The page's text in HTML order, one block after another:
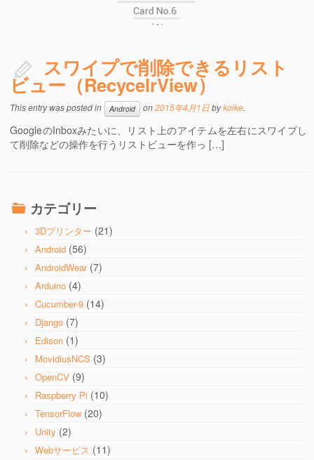
スワイプで削除できるリスト
ビュー（RecycelrView）
This entry was posted in Android on2015年4月1日bykoike.
GoogleのInboxみたいに、リスト上のアイテムを左右にスワイプし
て削除などの操作を行うリストビューを作っ […]
カテゴリー
3Dプリンター (21)
Android (56)
AndroidWear(7)
Arduino (4)
Cucumber-9 (14)
Django (7)
Edison (1)
MovidiusNCS (3)
OpenCV (9)
Raspberry Pi (10)
TensorFlow (20)
Unity (2)
Webサービス (11)